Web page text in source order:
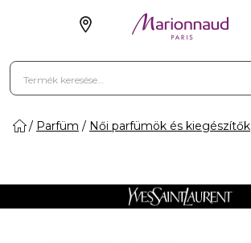
Parfüm Női parfümök és kiegészítők